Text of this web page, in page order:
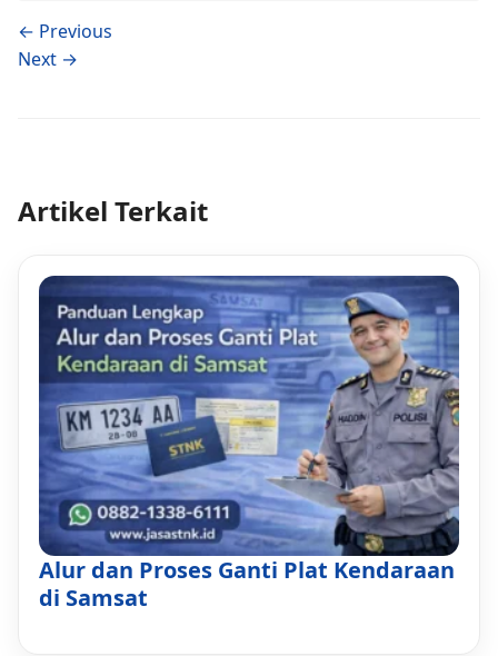
← Previous
Next →
Artikel Terkait
Alur dan Proses Ganti Plat Kendaraan
di Samsat